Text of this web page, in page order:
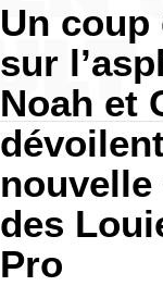
Un coup
sur
Noah et
des
Pro